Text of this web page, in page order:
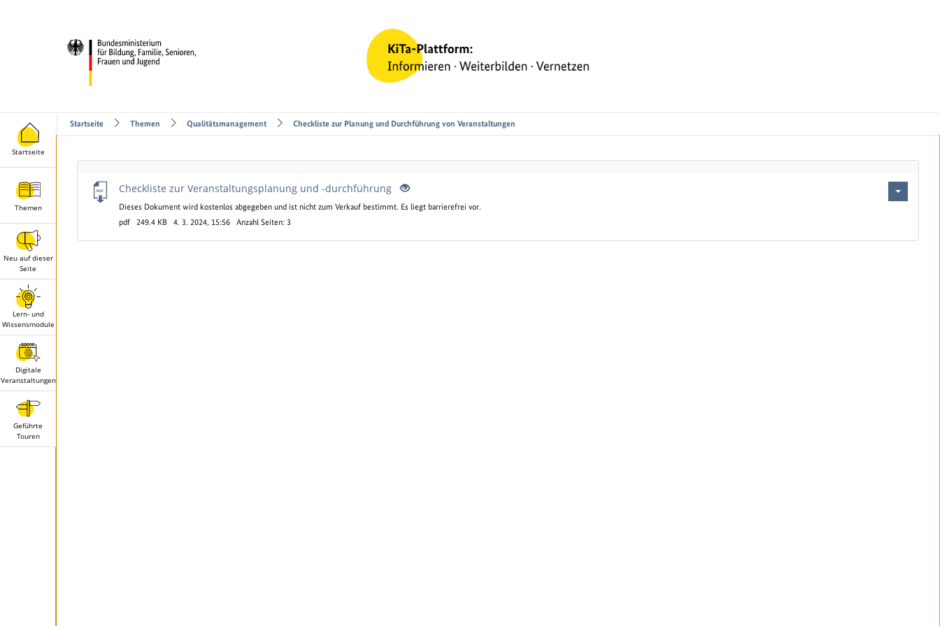
Startseite
Themen
Neu auf dieser
Seite
Lern- und
Wissensmodule
Digitale
Veranstaltungen
Geführte
Touren
Startseite Themen Qualitätsmanagement Checkliste zur Planung und Durchführung von Veranstaltungen
Titel
Checkliste zur Veranstaltungsplanung und -durchführung
Dieses Dokument wird kostenlos abgegeben und ist nicht zum Verkauf bestimmt. Es liegt barrierefrei vor.
pdf
249.4 KB 4. 3. 2024, 15:56 Anzahl Seiten: 3